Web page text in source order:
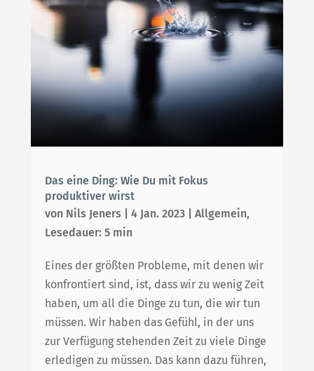
Das eine Ding: Wie Du mit Fokus
produktiver wirst
von Nils Jeners 4 Jan. 2023| Allgemein,
Lesedauer: 5 min
Eines der größten Probleme, mit denen wir
konfrontiert sind, ist, dass wir zu wenig Zeit
haben, um all die Dinge zu tun, die wir tun
müssen. Wir haben das Gefühl, in der uns
zur Verfügung stehenden Zeit zu viele Dinge
erledigen zu müssen. Das kann dazu führen,